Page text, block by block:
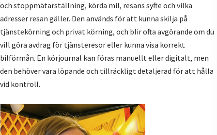
och stoppmätarställning, körda mil, resans syfte och vilka
adresser resan gäller. Den används för att kunna skilja på
tjänstekörning och privat körning, och blir ofta avgörande om du
vill göra avdrag för tjänsteresor eller kunna visa korrekt
bilförmån. En körjournal kan föras manuellt eller digitalt, men
den behöver vara löpande och tillräckligt detaljerad för att hålla
vid kontroll.